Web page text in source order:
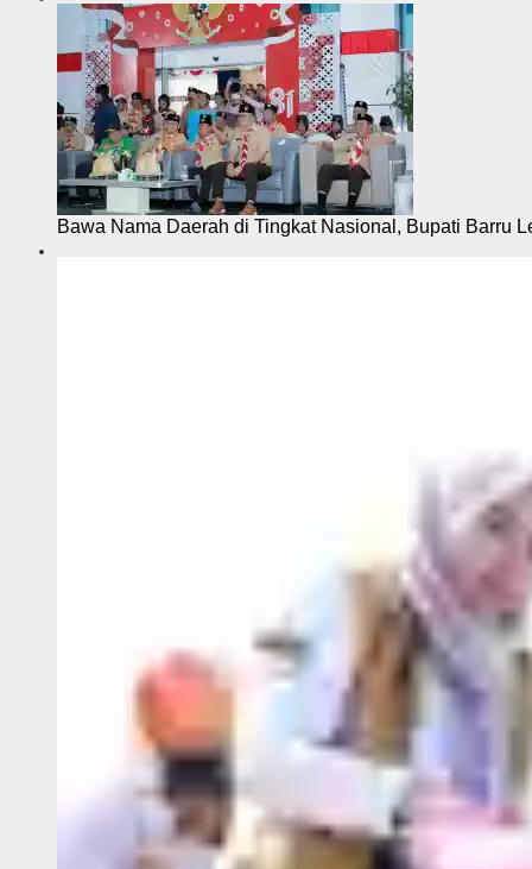
Bawa Nama Daerah di Tingkat Nasional, Bupati Barru